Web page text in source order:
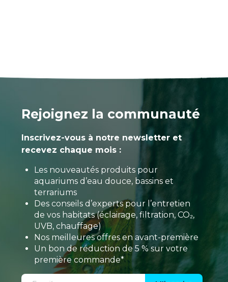
Rejoignez la communauté
Inscrivez-vous à notre newsletter et
recevez chaque mois :
Les nouveautés produits pour
aquariums d’eau douce, bassins et
terrariums
Des conseils d’experts pour l’entretien
de vos habitats (éclairage, filtration, CO₂,
UVB, chauffage)
Nos meilleures offres en avant-première
Un bon de réduction de 5 % sur votre
première commande*